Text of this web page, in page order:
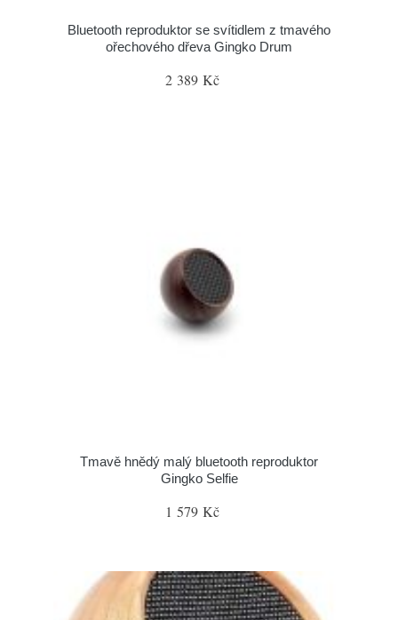
Bluetooth reproduktor se svítidlem z tmavého
ořechového dřeva Gingko Drum
2 389 Kč
Tmavě hnědý malý bluetooth reproduktor
Gingko Selfie
1 579 Kč